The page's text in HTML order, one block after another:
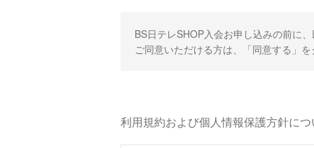
BS日テレSHOP入会お申し込みの前に
ご同意いただける方は、「同意する」
利用規約および個人情報保護方針に